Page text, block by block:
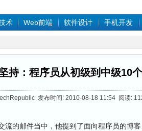
术 Web前端 软件设计 手机开发
持：程序员从初级到中级10
发布时间: 2010-08-18 11:54 阅读:
的邮件当中，他提到了面向程序员的博客